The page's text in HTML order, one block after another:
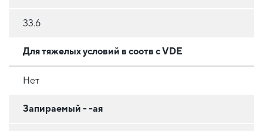
33.6
Для тяжелых условий в соотв с VDE
Нет
Запираемый - -ая